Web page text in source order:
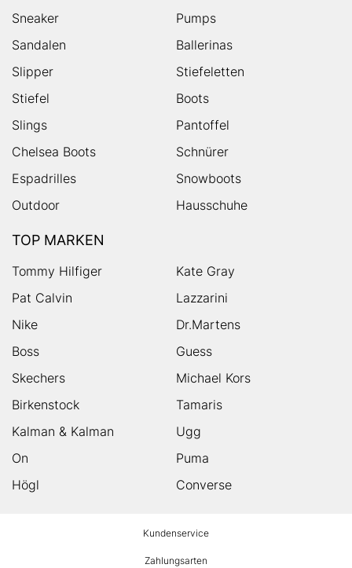
Sneaker
Pumps
Sandalen
Ballerinas
Slipper
Stiefeletten
Stiefel
Boots
Slings
Pantoffel
Chelsea Boots
Schnürer
Espadrilles
Snowboots
Outdoor
Hausschuhe
TOP MARKEN
Tommy Hilfiger
Kate Gray
Pat Calvin
Lazzarini
Nike
Dr.Martens
Boss
Guess
Skechers
Michael Kors
Birkenstock
Tamaris
Kalman & Kalman
Ugg
On
Puma
Högl
Converse
Kundenservice
Zahlungsarten